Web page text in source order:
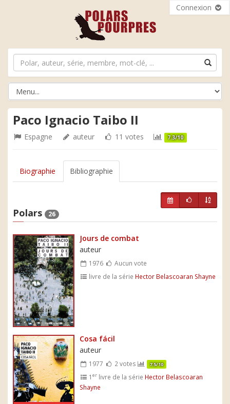
Connexion
Paco Ignacio Taibo II
Espagne auteur 11 votes 7.3/10
Biographie Bibliographie
Polars 26
Jours de combat
auteur
1976
Aucun vote
livre de la série Hector Belascoaran Shayne
Cosa fácil
auteur
1977 2 votes 7.5/10
1er livre de la série Hector Belascoaran
Shayne